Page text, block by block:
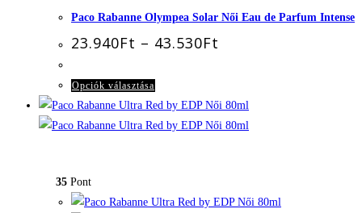
Paco Rabanne Olympea Solar Női Eau de Parfum Intense
23.940Ft – 43.530Ft
Opciók választása
a
terméknek
A
35 Pont